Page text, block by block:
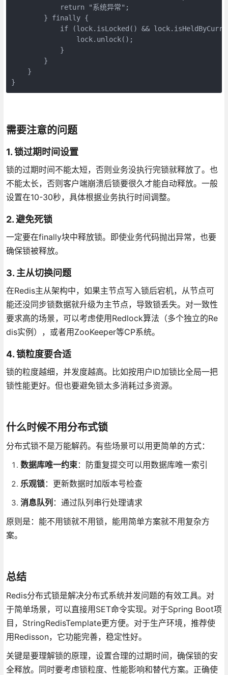
            return "系统异常";
        } finally {
if (lock.isLocked() &&
                lock.unlock();
            }
        }
    }
}
需要注意的问题
1. 锁过期时间设置
锁的过期时间不能太短，否则业务没执行完锁就释放了。也
不能太长，否则客户端崩溃后锁要很久才能自动释放。一般
设置在10-30秒，具体根据业务执行时间调整。
2. 避免死锁
一定要在finally块中释放锁。即使业务代码抛出异常，也要
确保锁被释放。
3. 主从切换问题
在Redis主从架构中，如果主节点写入锁后宕机，从节点可
能还没同步锁数据就升级为主节点，导致锁丢失。对一致性
要求高的场景，可以考虑使用Redlock算法（多个独立的Re
dis实例），或者用ZooKeeper等CP系统。
4. 锁粒度要合适
锁的粒度越细，并发度越高。比如按用户ID加锁比全局一把
锁性能更好。但也要避免锁太多消耗过多资源。
什么时候不用分布式锁
分布式锁不是万能解药。有些场景可以用更简单的方式：
数据库唯一约束：防重复提交可以用数据库唯一索引
乐观锁：更新数据时加版本号检查
消息队列 ：通过队列串行处理请求
原则是：能不用锁就不用锁，能用简单方案就不用复杂方
案。
总结
Redis分布式锁是解决分布式系统并发问题的有效工具。对
于简单场景，可以直接用SET命令实现。对于Spring Boot项
目，StringRedisTemplate更方便。对于生产环境，推荐使
用Redisson，它功能完善，稳定性好。
关键是要理解锁的原理，设置合理的过期时间，确保锁的安
全释放。同时要考虑锁粒度、性能影响和替代方案。正确使